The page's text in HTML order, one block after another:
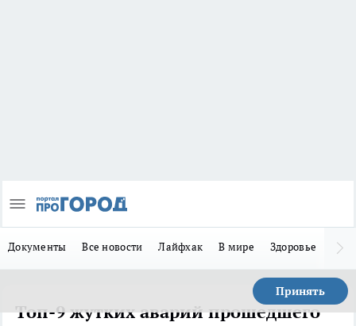
Документы Все новости Лайфхак В мире Здоровье
Принять
Топ-9 жутких аварий прошедшего